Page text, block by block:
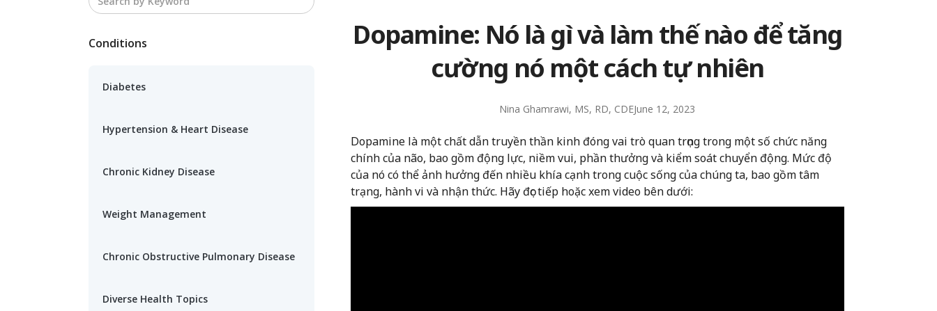
Conditions
Diabetes
Hypertension & Heart Disease
Chronic Kidney Disease
Weight Management
Chronic Obstructive Pulmonary Disease
Diverse Health Topics
Dopamine: Nó là gì và làm thế nào để tăng
cường nó một cách tự nhiên
Nina Ghamrawi, MS, RD, CDEJune 12, 2023
Dopamine là một chất dẫn truyền thần kinh đóng vai trò quan trọng trong một số chức năng
chính của não, bao gồm động lực, niềm vui, phần thưởng và kiểm soát chuyển động. Mức độ
của nó có thể ảnh hưởng đến nhiều khía cạnh trong cuộc sống của chúng ta, bao gồm tâm
trạng, hành vi và nhận thức. Hãy đọc tiếp hoặc xem video bên dưới: